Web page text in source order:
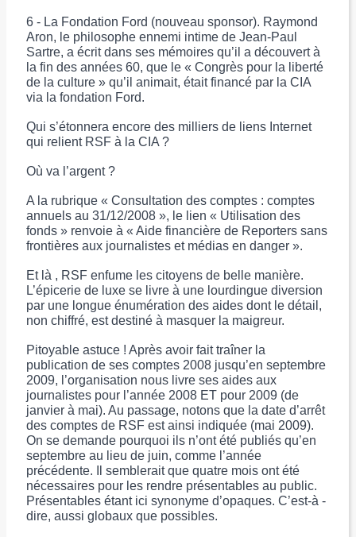
6 - La Fondation Ford (nouveau sponsor). Raymond
Aron, le philosophe ennemi intime de Jean-Paul
Sartre, a écrit dans ses mémoires qu’il a découvert à
la fin des années 60, que le « Congrès pour la liberté
de la culture » qu’il animait, était financé par la CIA
via la fondation Ford.
Qui s’étonnera encore des milliers de liens Internet
qui relient RSF à la CIA ?
Où va l’argent ?
A la rubrique « Consultation des comptes : comptes
annuels au 31/12/2008 », le lien « Utilisation des
fonds » renvoie à « Aide financière de Reporters sans
frontières aux journalistes et médias en danger ».
Et là , RSF enfume les citoyens de belle manière.
L’épicerie de luxe se livre à une lourdingue diversion
par une longue énumération des aides dont le détail,
non chiffré, est destiné à masquer la maigreur.
Pitoyable astuce ! Après avoir fait traîner la
publication de ses comptes 2008 jusqu’en septembre
2009, l’organisation nous livre ses aides aux
journalistes pour l’année 2008 ET pour 2009 (de
janvier à mai). Au passage, notons que la date d’arrêt
des comptes de RSF est ainsi indiquée (mai 2009).
On se demande pourquoi ils n’ont été publiés qu’en
septembre au lieu de juin, comme l’année
précédente. Il semblerait que quatre mois ont été
nécessaires pour les rendre présentables au public.
Présentables étant ici synonyme d’opaques. C’est-à -
dire, aussi globaux que possibles.